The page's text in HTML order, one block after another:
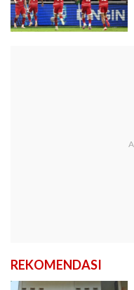
REKOMENDASI